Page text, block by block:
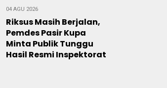
04 AGU 2026
Riksus Masih Berjalan,
Pemdes Pasir Kupa
Minta Publik Tunggu
Hasil Resmi Inspektorat